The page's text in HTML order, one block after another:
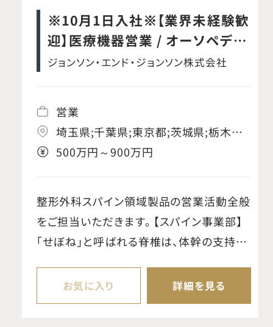
※10月1日入社※【業界未経験歓
迎】医療機器営業 / オーソペディ
ックス事業本部 / スパイン事業部
ジョンソン・エンド・ジョンソン株式会社
営業
埼玉県;千葉県;東京都;茨城県;栃木県;
群馬県;神奈川県;岐阜県;静岡県;愛知
500万円～900万円
整形外科スパイン領域製品の営業活動全般
をご担当いただきます。 【スパイン事業部】
「せぼね」と呼ばれる脊椎は、体幹の支持や
担っています。当事業部では、椎間板ヘルニ
アや外傷などに対する手術で使用される脊
お気に入り 詳細を見る